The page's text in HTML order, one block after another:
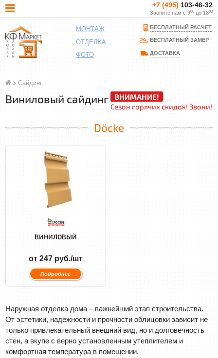
+7 (495) 103-46-32
Звоните нам с 900до 1800
МОНТАЖ
ОТДЕЛКА
ФОТО
БЕСПЛАТНЫЙ РАСЧЕТ
БЕСПЛАТНЫЙ ЗАМЕР
ДОСТАВКА
Сайдинг
Виниловый сайдинг ВНИМАНИЕ!
Сезон горячих скидок! Звони!
Döcke
ВИНИЛОВЫЙ
от 247 руб./шт
Подробнее
Наружная отделка дома – важнейший этап строительства.
От эстетики, надежности и прочности облицовки зависит не
только привлекательный внешний вид, но и долговечность
стен, а вкупе с верно установленным утеплителем и
комфортная температура в помещении.